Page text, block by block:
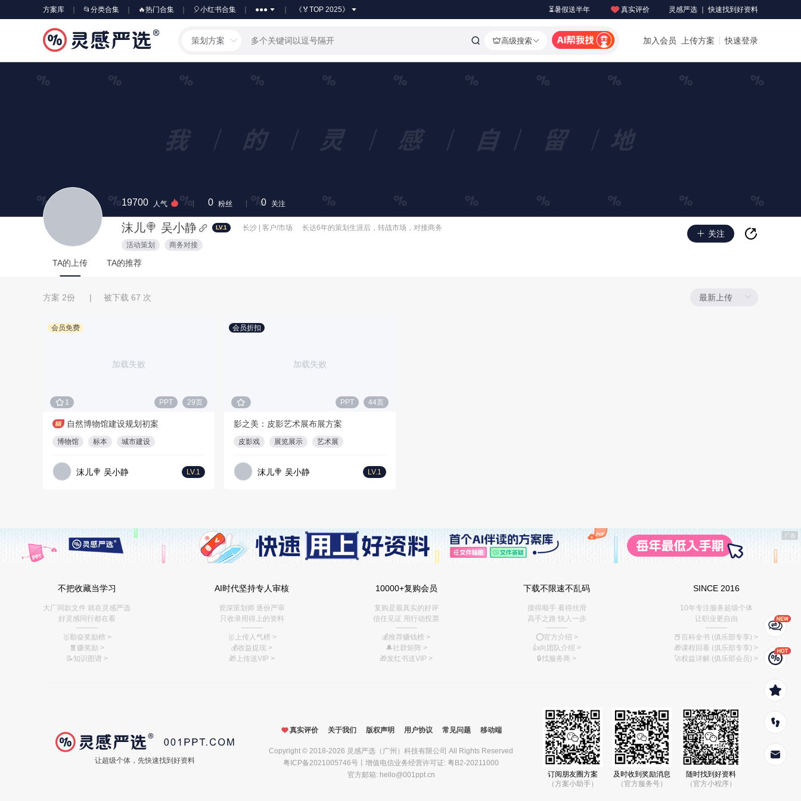
方案库 📂分类合集 🔥热门合集 🎈小红书合集 ●●● 《🏅TOP 2025》 ⏳暑假送半年 真实评价 灵感严选 ｜ 快速找到好资料
策划方案 高级搜索 加入会员 上传方案 快速登录
19700 人气 0 粉丝 0 关注
沫儿🍭 吴小静 LV.1 长沙 | 客户/市场 长达6年的策划生涯后，转战市场，对接商务
活动策划 商务对接
关注
TA的上传 TA的推荐
方案 2份 | 被下载 67 次
加载失败
会员免费
1 PPT 29页
自然博物馆建设规划初案
博物馆 标本 城市建设
沫儿🍭 吴小静 LV.1
加载失败
会员折扣
PPT 44页
影之美：皮影艺术展布展方案
皮影戏 展览展示 艺术展
沫儿🍭 吴小静 LV.1
不把收藏当学习
大厂同款文件 就在灵感严选
好灵感同行都在看
———
🥇勤奋奖励榜 >
🧧赚奖励 >
📝知识图谱 >
AI时代坚持专人审核
资深策划师 逐份严审
只收录用得上的资料
———
🥇上传人气榜 >
💰收益提现 >
🎁上传送VIP >
10000+复购会员
复购是最真实的好评
信任见证 用行动投票
———
💰推荐赚钱榜 >
🔔社群矩阵>
🎁发红书送VIP >
下载不限速不乱码
搜得顺手 看得丝滑
高手之路 快人一步
———
⭕️官方介绍 >
👍向团队介绍 >
🔒找服务商 >
SINCE 2016
10年专注服务超级个体
让职业更自由
———
📕百科全书 (俱乐部专享) >
🎁课程回看 (俱乐部专享) >
🚀权益详解 (俱乐部会员) >
让超级个体，先快速找到好资料
真实评价 关于我们 版权声明 用户协议 常见问题 移动端
Copyright © 2018-2026 灵感严选（广州）科技有限公司 All Rights Reserved
粤ICP备2021005746号 丨增值电信业务经营许可证: 粤B2-20211000
官方邮箱: hello@001ppt.cn
订阅朋友圈方案
（方案小助手）
及时收到奖励消息
（官方服务号）
随时找到好资料
（官方小程序）